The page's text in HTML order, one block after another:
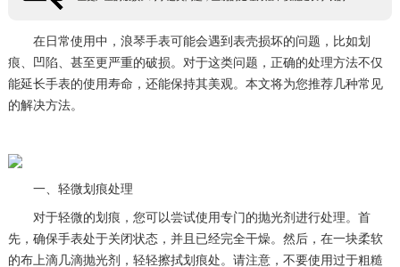
在日常使用中，浪琴手表可能会遇到表壳损坏的问题，比如划
痕、凹陷、甚至更严重的破损。对于这类问题，正确的处理方法不仅
能延长手表的使用寿命，还能保持其美观。本文将为您推荐几种常见
的解决方法。
一、轻微划痕处理
对于轻微的划痕，您可以尝试使用专门的抛光剂进行处理。首
先，确保手表处于关闭状态，并且已经完全干燥。然后，在一块柔软
的布上滴几滴抛光剂，轻轻擦拭划痕处。请注意，不要使用过于粗糙